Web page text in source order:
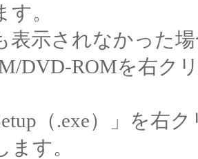
す。
表示されなかった
DVD-ROMを右ク
（.exe）」を右
ます。